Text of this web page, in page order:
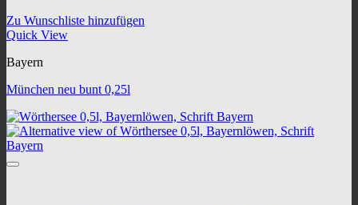
Zu Wunschliste hinzufügen
Quick View
Bayern
München neu bunt 0,25l